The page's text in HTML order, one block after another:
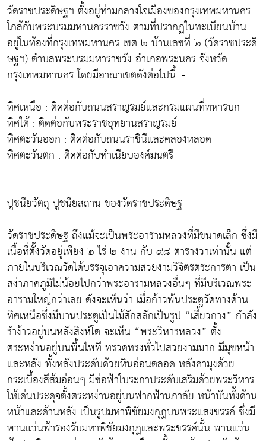
วัดราชประดิษฐฯ ตั้งอยู่ท่ามกลางใจเมืองของกรุงเทพมหานคร
ใกล้กับพระบรมมหานครราชวัง ตามที่ปรากฏในทะเบียนบ้าน
อยู่ในท้องที่กรุงเทพมหานคร เขต ๒ บ้านเลขที่ ๒ (วัดราชประดิ
ษฐฯ) ตำบลพระบรมมหาราชวัง อำเภอพระนคร จังหวัด
กรุงเทพมหานคร โดยมีอาณาเขตดังต่อไปนี้ .-
ทิศเหนือ : ติดต่อกับถนนสราญรมย์และกรมแผนที่ทหารบก
ทิศใต้ : ติดต่อกับพระราชอุทยานสราญรมย์
ทิศตะวันออก : ติดต่อกับถนนราชินีและคลองหลอด
ทิศตะวันตก : ติดต่อกับทำเนียบองค์มนตรี
ปูชนียวัตถุ-ปูชนียสถาน ของวัดราชประดิษฐ
วัดราชประดิษฐ ถึงแม้จะเป็นพระอารามหลวงที่มีขนาดเล็ก ซึ่งมี
เนื้อที่ตั้งวัดอยู่เพียง ๒ ไร่ ๒ งาน กับ ๙๘ ตารางวาเท่านั้น แต่
ภายในบริเวณวัดได้บรรจุเอาความสวยงามวิจิตรตระการตา เป็น
สง่าภาคภูมิไม่น้อยไปกว่าพระอารามหลวงอื่นๆ ที่มีบริเวณพระ
อารามใหญ่กว่าเลย ดังจะเห็นว่า เมื่อก้าวพ้นประตูวัดทางด้าน
ทิศเหนือซึ่งมีบานประตูเป็นไม้สักสลักเป็นรูป “เสี้ยวกาง” กำลัง
รำง้าวอยู่บนหลังสิงห์โต จะเห็น “พระวิหารหลวง” ตั้ง
ตระหง่านอยู่บนพื้นไพที ทรวดทรงทั่วไปสวยงามมาก มีมุขหน้า
และหลัง ทั้งหลังประดับด้วยหินอ่อนตลอด หลังคามุงด้วย
กระเบื้องสีส้มอ่อนๆ มีช่อฟ้าใบระกาประดับเสริมด้วยพระวิหาร
ให้เด่นประดุจตั้งตระหง่านอยู่บนฟากฟ้านภาลัย หน้าบันทั้งด้าน
หน้าและด้านหลัง เป็นรูปมหาพิชัยมงกุฎบนพระแสงขรรค์ ซึ่งมี
พานแว่นฟ้ารองรับมหาพิชัยมงกุฎและพระขรรค์นั้น พานแว่น